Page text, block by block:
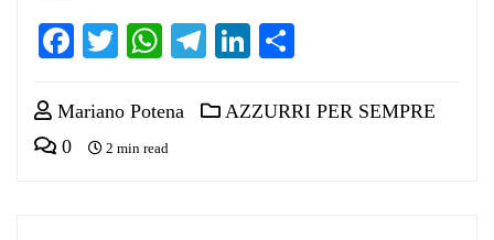
Facebook
TwitterWhatsApp
Telegram
LinkedIn
Mariano Potena
AZZURRI PER SEMPRE
0
2 min read